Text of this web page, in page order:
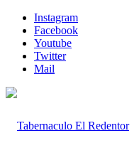
Instagram
Facebook
Youtube
Twitter
Mail